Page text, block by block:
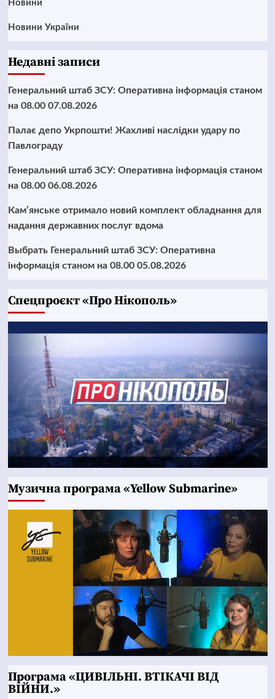
Новини
Новини України
Недавні записи
Генеральний штаб ЗСУ: Оперативна інформація станом
на 08.00 07.08.2026
Палає депо Укрпошти! Жахливі наслідки удару по
Павлограду
Генеральний штаб ЗСУ: Оперативна інформація станом
на 08.00 06.08.2026
Кам’янське отримало новий комплект обладнання для
надання державних послуг вдома
Выбрать Генеральний штаб ЗСУ: Оперативна
інформація станом на 08.00 05.08.2026
Cпецпроєкт «Про Нікополь»
Музична програма «Yellow Submarine»
Програма «ЦИВІЛЬНІ. ВТІКАЧІ ВІД
ВІЙНИ.»